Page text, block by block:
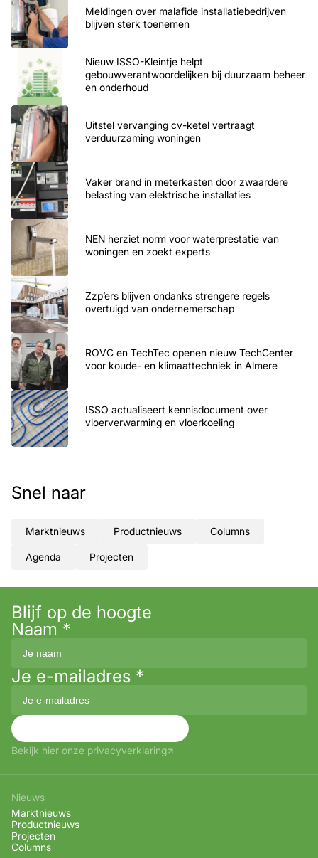
Meldingen over malafide installatiebedrijven
blijven sterk toenemen
Nieuw ISSO-Kleintje helpt
gebouwverantwoordelijken bij duurzaam beheer
en onderhoud
Uitstel vervanging cv-ketel vertraagt
verduurzaming woningen
Vaker brand in meterkasten door zwaardere
belasting van elektrische installaties
NEN herziet norm voor waterprestatie van
woningen en zoekt experts
Zzp’ers blijven ondanks strengere regels
overtuigd van ondernemerschap
ROVC en TechTec openen nieuw TechCenter
voor koude- en klimaattechniek in Almere
ISSO actualiseert kennisdocument over
vloerverwarming en vloerkoeling
Snel naar
Marktnieuws Productnieuws Columns
Agenda Projecten
Blijf op de hoogte
Naam *
Je e-mailadres *
Bekijk hier onze privacyverklaring
Nieuws
Marktnieuws
Productnieuws
Projecten
Columns